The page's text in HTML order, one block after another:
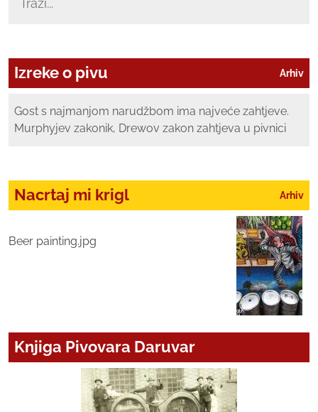
Arhiv
Izreke o pivu
Gost s najmanjom narudžbom ima najveće zahtjeve.
Murphyjev zakonik, Drewov zakon zahtjeva u pivnici
Arhiv
Nacrtaj mi krigl
Beer painting.jpg
Knjiga Pivovara Daruvar